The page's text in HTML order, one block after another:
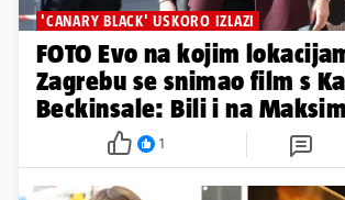
'CANARY BLACK' USKORO IZLAZI
FOTO Evo na kojim
Zagrebu se snimao film s
Beckinsale: Bili i na
1